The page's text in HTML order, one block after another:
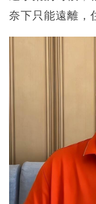
奈下只能遠離，